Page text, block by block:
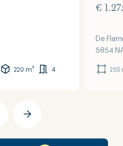
220 m³ 4
€
De
5854
255